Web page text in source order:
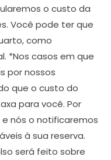
o custo da
Você pode ter que
como
*Nos casos em que
por nossos
que o custo do
para você. Por
nós o notificaremos
à sua reserva.
será feito sobre